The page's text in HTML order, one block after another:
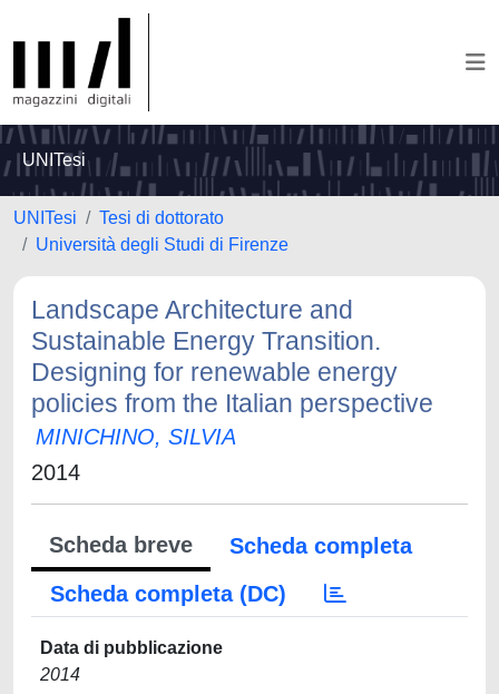
UNITesi
UNITesi
Tesi di dottorato
Università degli Studi di Firenze
Landscape Architecture and
Sustainable Energy Transition.
Designing for renewable energy
policies from the Italian perspective
MINICHINO, SILVIA
2014
Scheda breve
Scheda completa
Scheda completa (DC)
Data di pubblicazione
2014